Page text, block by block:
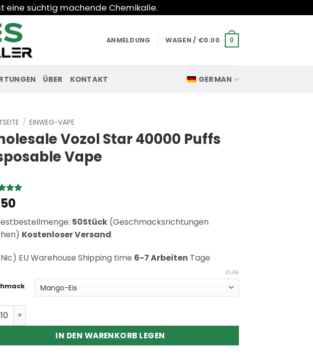
eine süchtig machende Chemikalie.
ANMELDUNG WAGEN / €0.00 0
ÜBER KONTAKT GERMAN
/ EINWEG-VAPE
Vozol Star 40000 Puffs
Vape
von
50Stück (Geschmacksrichtungen
Kostenloser Versand
EU Warehouse Shipping time 6-7 Arbeiten Tage
KLAR
Vozol Star 40000 Puffs Disposable Vape Menge
IN DEN WARENKORB LEGEN